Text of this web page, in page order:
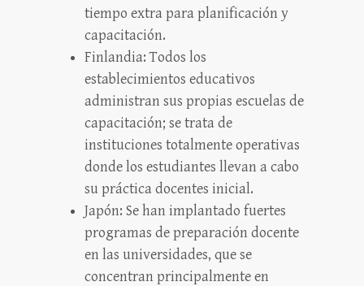
tiempo extra para planificación y
capacitación.
Finlandia: Todos los
establecimientos educativos
administran sus propias escuelas de
capacitación; se trata de
instituciones totalmente operativas
donde los estudiantes llevan a cabo
su práctica docentes inicial.
Japón: Se han implantado fuertes
programas de preparación docente
en las universidades, que se
concentran principalmente en